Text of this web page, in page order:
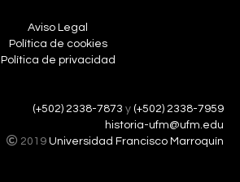
Aviso Legal
Política de cookies
Política de privacidad
(+502) 2338-7873 y (+502) 2338-7959
historia-ufm@ufm.edu
2019 Universidad Francisco Marroquín